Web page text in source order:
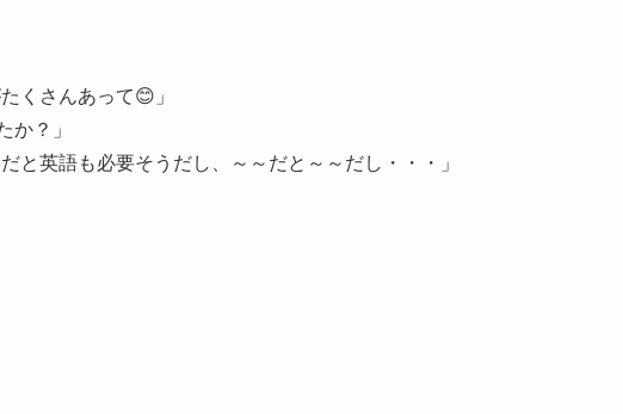
くさんあって😊」
か？」
と英語も必要そうだし、～～だと～～だし・・・」